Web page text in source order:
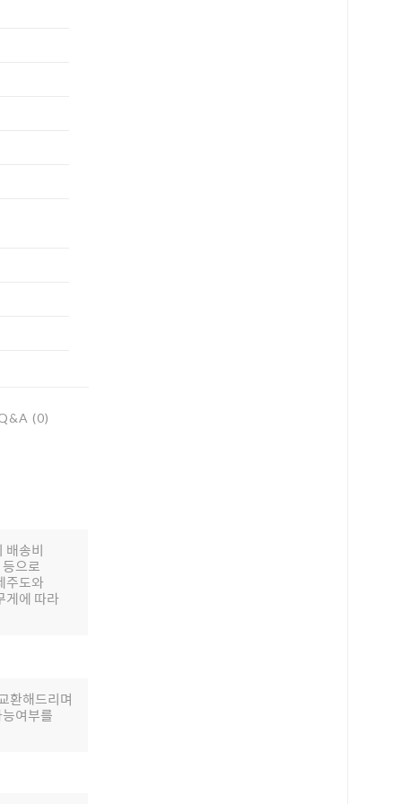
(0)
배송비
으로
주도와
게에 따라
환해드리며
여부를